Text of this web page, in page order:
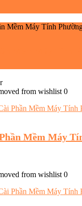
from wishlist 0
Mềm Máy
from wishlist 0